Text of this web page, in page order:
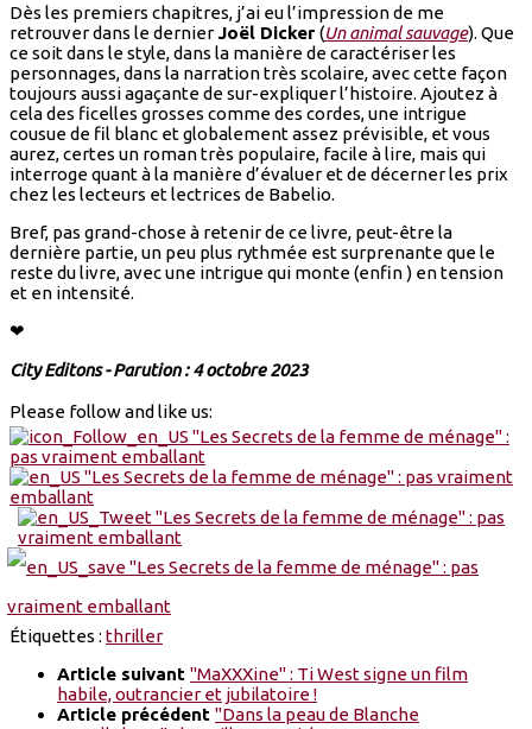
Dès les premiers chapitres, j’ai eu l’impression de me
retrouver dans le dernierJoël Dicker (Un animal sauvage). Que
ce soit dans le style, dans la manière de caractériser les
personnages, dans la narration très scolaire, avec cette façon
toujours aussi agaçante de sur-expliquer l’histoire. Ajoutez à
cela des ficelles grosses comme des cordes, une intrigue
cousue de fil blanc et globalement assez prévisible, et vous
aurez, certes un roman très populaire, facile à lire, mais qui
interroge quant à la manière d’évaluer et de décerner les prix
chez les lecteurs et lectrices de Babelio.
Bref, pas grand-chose à retenir de ce livre, peut-être la
dernière partie, un peu plus rythmée est surprenante que le
reste du livre, avec une intrigue qui monte (enfin ) en tension
et en intensité.
❤
City Editons - Parution : 4 octobre 2023
Please follow and like us:
Étiquettes : thriller
Article suivant "MaXXXine" : Ti West signe un film
habile, outrancier et jubilatoire !
Article précédent "Dans la peau de Blanche